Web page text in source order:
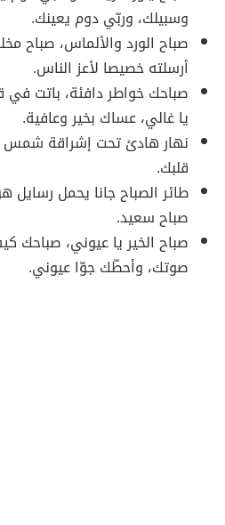
وسبيلك، وربّي دوم يعينك.
صباح الورد والألماس، صباح
أرسلته خصيصا لأعز الناس.
صباحك خواطر دافئة، باتت في
يا غالي، عساك بخير وعافية.
نهار هادئ تحت إشراقة شمس
قلبك.
طائر الصباح جانا يحمل رسايل
صباح سعيد.
صباح الخير يا عيوني،
صوتك، وأحطّك جوّا عيوني.